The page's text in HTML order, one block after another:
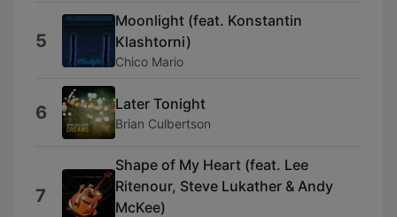
5
Moonlight (feat. Konstantin
Klashtorni)
Chico Mario
6 Later Tonight
Brian Culbertson
7
Shape of My Heart (feat. Lee
Ritenour, Steve Lukather & Andy
McKee)